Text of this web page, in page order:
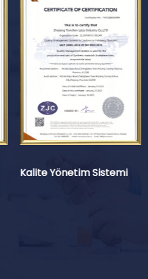
Kalite Yönetim Sistemi